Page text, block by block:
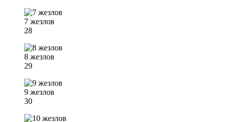
7 жезлов
28
8 жезлов
29
9 жезлов
30